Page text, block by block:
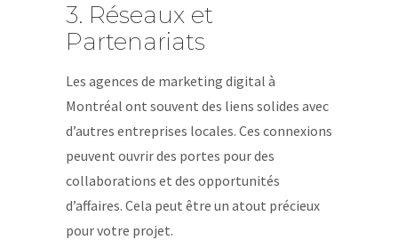
3. Réseaux et
Partenariats
Les agences de marketing digital à
Montréal ont souvent des liens solides avec
d’autres entreprises locales. Ces connexions
peuvent ouvrir des portes pour des
collaborations et des opportunités
d’affaires. Cela peut être un atout précieux
pour votre projet.